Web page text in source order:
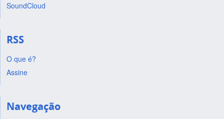
SoundCloud
RSS
O que é?
Assine
Navegação